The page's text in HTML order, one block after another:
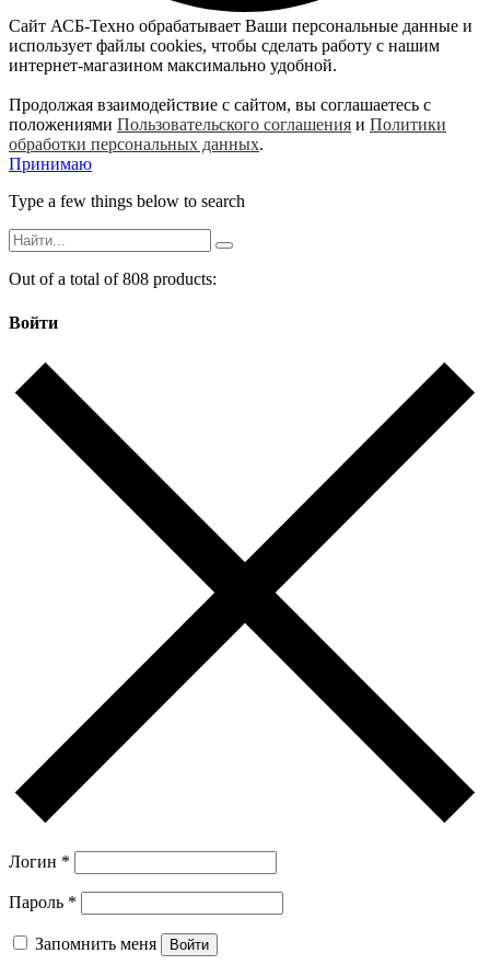
Сайт АСБ-Техно обрабатывает Ваши персональные данные и
использует файлы cookies, чтобы сделать работу с нашим
интернет-магазином максимально удобной.
Продолжая взаимодействие с сайтом, вы соглашаетесь с
положениями Пользовательского соглашения и Политики
обработки персональных данных.
Принимаю
Type a few things below to search
Out of a total of 808 products:
Войти
Логин *
Пароль *
Запомнить меня Войти